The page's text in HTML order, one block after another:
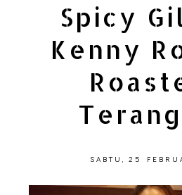
Spicy
Kenny
SABTU, 25